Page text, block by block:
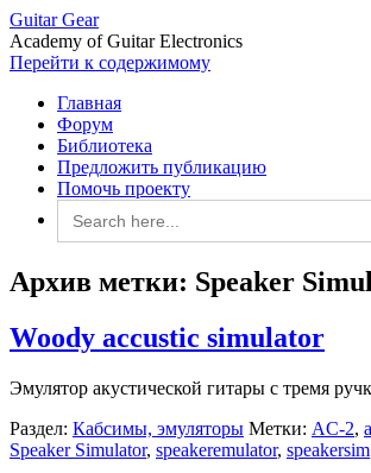
Guitar Gear
Academy of Guitar Electronics
Перейти к содержимому
Главная
Форум
Библиотека
Предложить публикацию
Помочь проекту
Search
for:
Архив метки: Speaker
Woody accustic simulator
Эмулятор акустической гитары с тремя
Раздел: Кабсимы, эмуляторы Метки: AC-2,
Speaker Simulator, speakeremulator, speakersim